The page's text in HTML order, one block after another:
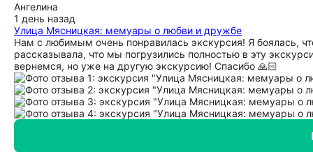
Ангелина
1 день назад
Улица Мясницкая: мемуары о любви и дружбе
Нам с любимым очень понравилась экскурсия! Я боялась,
рассказывала, что мы погрузились полностью в эту
вернемся, но уже на другую экскурсию! Спасибо 🙏🏻